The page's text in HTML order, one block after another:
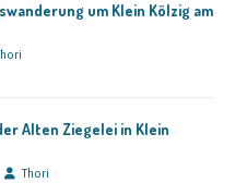
um Klein Kölzig am
Alten Ziegelei in Klein
Thori